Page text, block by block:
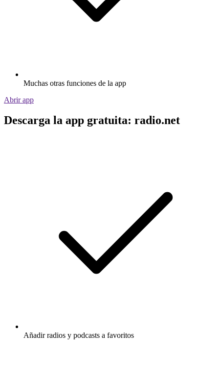
Muchas otras funciones de la app
Abrir app
Descarga la app gratuita: radio.net
Añadir radios y podcasts a favoritos